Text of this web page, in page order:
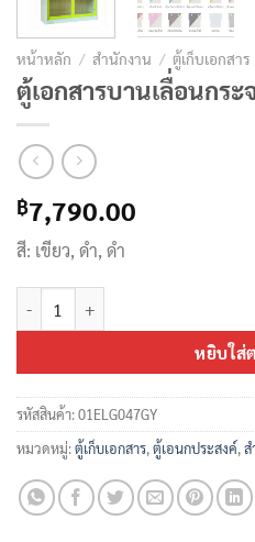
หน้าหลัก / สำนักงาน / ตู้เก็บเอกสาร
ตู้เอกสารบานเลื่อนกร
฿7,790.00
สี: เขียว, ดำ, ดำ
หยิบใส่
รหัสสินค้า:01ELG047GY
หมวดหมู่:ตู้เก็บเอกสาร,ตู้เอนกประสงค์,ส